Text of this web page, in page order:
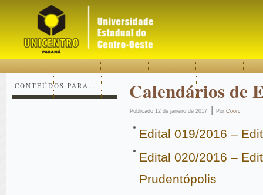
CONTEÚDOS PARA… Calendários de
Publicado 12 de janeiro de 2017 | Por Coorc
Edital 019/2016 –
Edital 020/2016 –
Prudentópolis